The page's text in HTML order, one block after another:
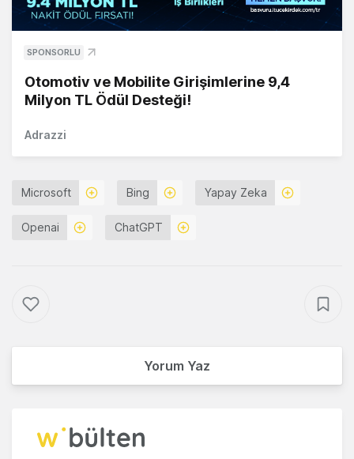
SPONSORLU
Otomotiv ve Mobilite Girişimlerine 9,4
Milyon TL Ödül Desteği!
Adrazzi
Microsoft Bing Yapay Zeka
Openai ChatGPT
Yorum Yaz